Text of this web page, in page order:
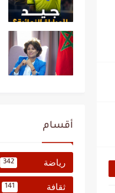
أقسام
رياضة 342
ثقافة 141